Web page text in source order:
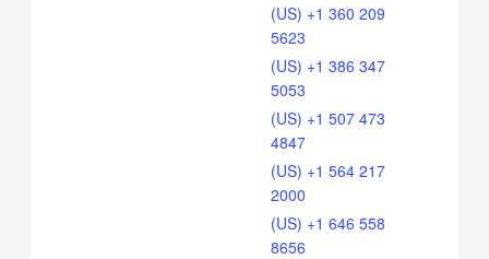
(US) +1 360 209
5623
(US) +1 386 347
5053
(US) +1 507 473
4847
(US) +1 564 217
2000
(US) +1 646 558
8656